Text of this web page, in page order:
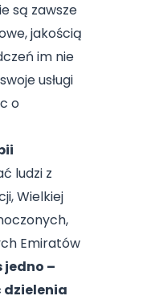
są zawsze
jakością
im nie
usługi
o
ludzi z
Wielkiej
Emiratów
jedno –
dzielenia